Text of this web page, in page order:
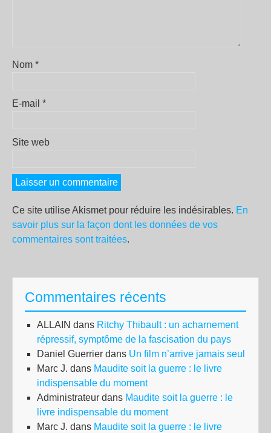
Nom *
E-mail *
Site web
Ce site utilise Akismet pour réduire les indésirables. En
savoir plus sur la façon dont les données de vos
commentaires sont traitées.
Commentaires récents
ALLAIN dans Ritchy Thibault : un acharnement
répressif, symptôme de la fascisation du pays
Daniel Guerrier dans Un film n’arrive jamais seul
Marc J. dans Maudite soit la guerre : le livre
indispensable du moment
Administrateur dans Maudite soit la guerre : le
livre indispensable du moment
Marc J. dans Maudite soit la guerre : le livre